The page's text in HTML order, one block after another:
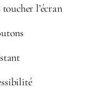
l’écran